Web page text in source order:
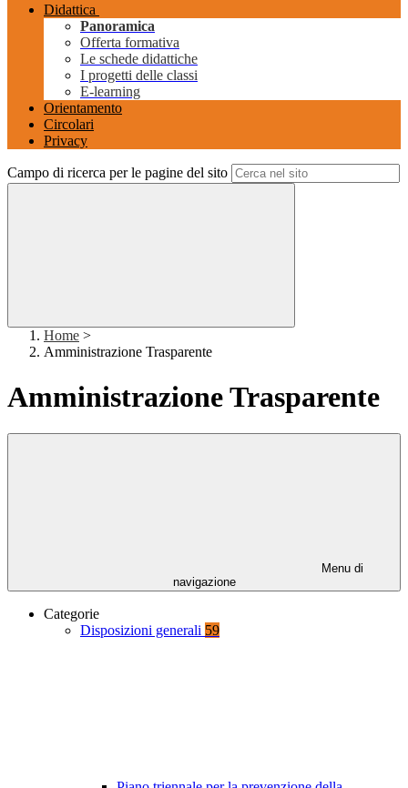
Didattica
Panoramica
Offerta formativa
Le schede didattiche
I progetti delle classi
E-learning
Orientamento
Circolari
Privacy
Campo di ricerca per le pagine del sito
Home >
Amministrazione Trasparente
Amministrazione Trasparente
Menu di
navigazione
Categorie
Disposizioni generali 59